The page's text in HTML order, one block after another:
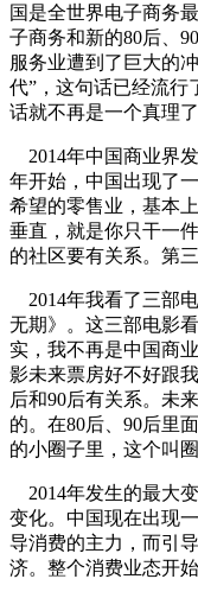
国是全世界电子商务
子商务和新的80后、
服务业遭到了巨大的
代”，这句话已经流行
话就不再是一个真理
2014年中国商业界
年开始，中国出现了
希望的零售业，基本
垂直，就是你只干一
的社区要有关系。第
2014年我看了三部
无期》。这三部电影
实，我不再是中国商
影未来票房好不好跟
后和90后有关系。未
的。在80后、90后里
的小圈子里，这个叫圈
2014年发生的最大
变化。中国现在出现
导消费的主力，而引
济。整个消费业态开